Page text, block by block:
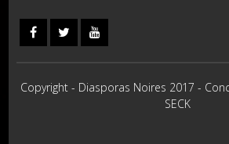
Copyright - Diasporas Noires 2017 -
SECK